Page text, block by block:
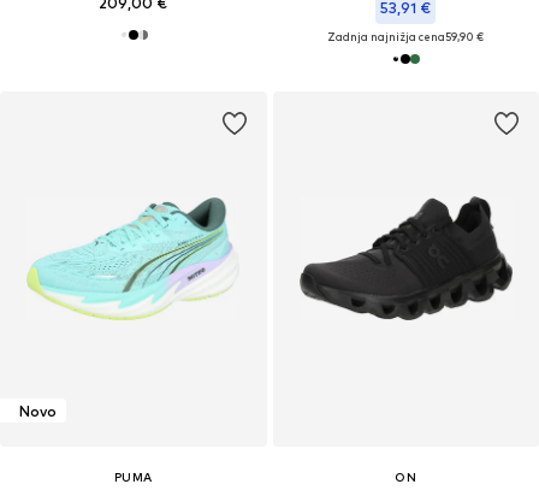
53,91 €
Zadnja najnižja cena59,90 €
Novo
PUMA
ON